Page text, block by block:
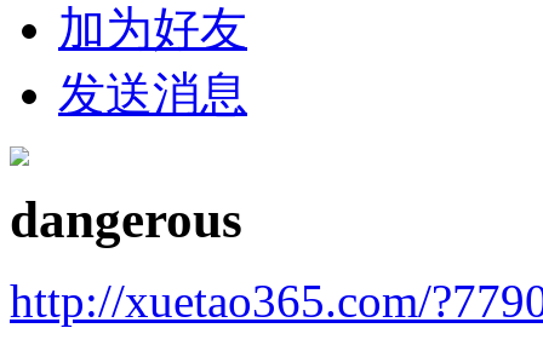
加为好友
发送消息
dangerous
http://xuetao365.com/